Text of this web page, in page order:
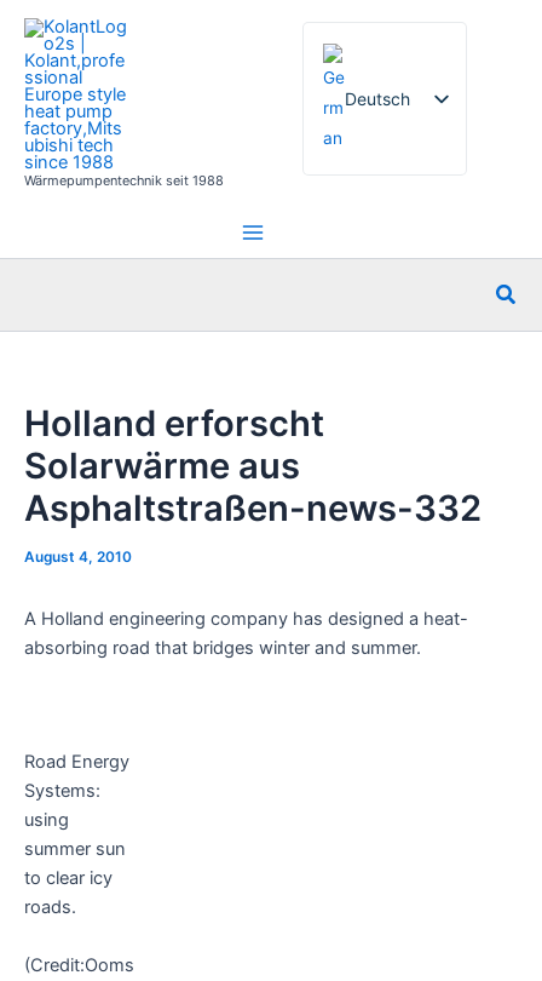
Zum
Inhalt
springen
Wärmepumpentechnik seit 1988
Deutsch
English
Italian
Norwegian
Holland erforscht
Solarwärme aus
Asphaltstraßen-news-332
August 4, 2010
A Holland engineering company has designed a heat-
absorbing road that bridges winter and summer.
Road Energy
Systems:
using
summer sun
to clear icy
roads.
(Credit:Ooms